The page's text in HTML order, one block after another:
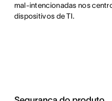
mal-intencionadas nos
dispositivos de TI.